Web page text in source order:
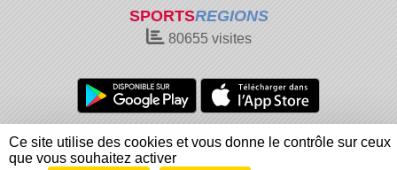
SPORTSREGIONS
80655visites
Charte cookies
Gestion des cookies
Informations légales
Signaler un contenu inapproprié
Ce site utilise des cookies et vous donne le contrôle sur ceux
que vous souhaitez activer